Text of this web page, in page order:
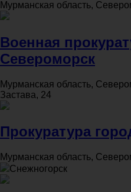
Мурманская область,
Военная
Североморск
Мурманская область,
Застава, 24
Прокуратура
Мурманская область,
Снежногорск